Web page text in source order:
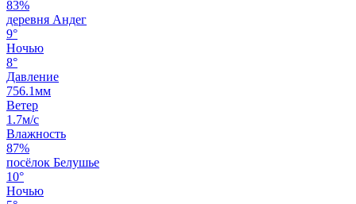
83%
деревня Андег
9°
Ночью
8°
Давление
756.1мм
Ветер
1.7м/с
Влажность
87%
посёлок Белушье
10°
Ночью